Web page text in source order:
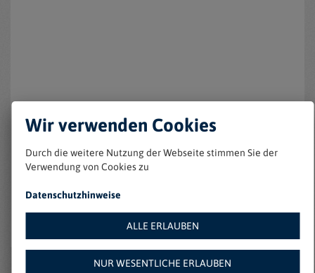
Keine Einträge gefunden
Wir verwenden Cookies
Durch die weitere Nutzung der Webseite stimmen Sie der
Verwendung von Cookies zu
Datenschutzhinweise
ALLE ERLAUBEN
NUR WESENTLICHE ERLAUBEN